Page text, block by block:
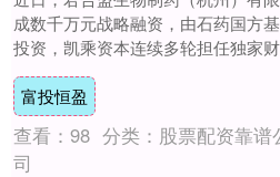
成数千万元战略融资，由石药国方
投资，凯乘资本连续多轮担任独家
问。本轮融资将用于推进公司在研产
开发，深化....
富投恒盈
查看： 98 分类： 股票配资靠谱
司